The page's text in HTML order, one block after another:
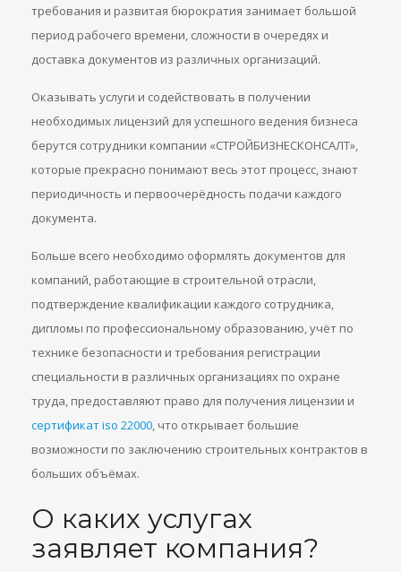
требования и развитая бюрократия занимает большой
период рабочего времени, сложности в очередях и
доставка документов из различных организаций.
Оказывать услуги и содействовать в получении
необходимых лицензий для успешного ведения бизнеса
берутся сотрудники компании «СТРОЙБИЗНЕСКОНСАЛТ»,
которые прекрасно понимают весь этот процесс, знают
периодичность и первоочерёдность подачи каждого
документа.
Больше всего необходимо оформлять документов для
компаний, работающие в строительной отрасли,
подтверждение квалификации каждого сотрудника,
дипломы по профессиональному образованию, учёт по
технике безопасности и требования регистрации
специальности в различных организациях по охране
труда, предоставляют право для получения лицензии и
сертификат iso 22000, что открывает большие
возможности по заключению строительных контрактов в
больших объёмах.
О каких услугах
заявляет компания?